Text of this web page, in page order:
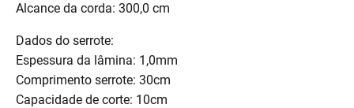
Alcance da corda: 300,0 cm
Dados do serrote:
Espessura da lâmina: 1,0mm
Comprimento serrote: 30cm
Capacidade de corte: 10cm